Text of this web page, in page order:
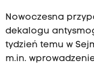
Nowoczesna
dekalogu
tydzień temu w
m.in.